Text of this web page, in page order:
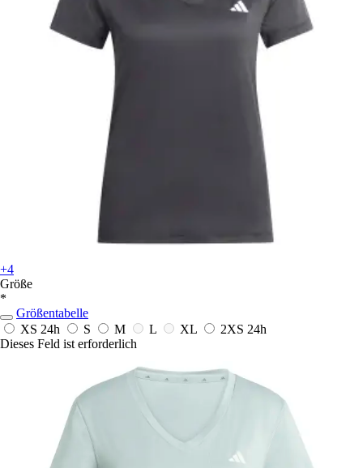
+4
Größe
*
Größentabelle
XS 24h S M L XL 2XS 24h
Dieses Feld ist erforderlich